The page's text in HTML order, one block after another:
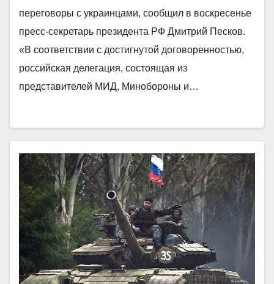
переговоры с украинцами, сообщил в воскресенье
пресс-секретарь президента РФ Дмитрий Песков.
«В соответствии с достигнутой договоренностью,
российская делегация, состоящая из
представителей МИД, Минобороны и…